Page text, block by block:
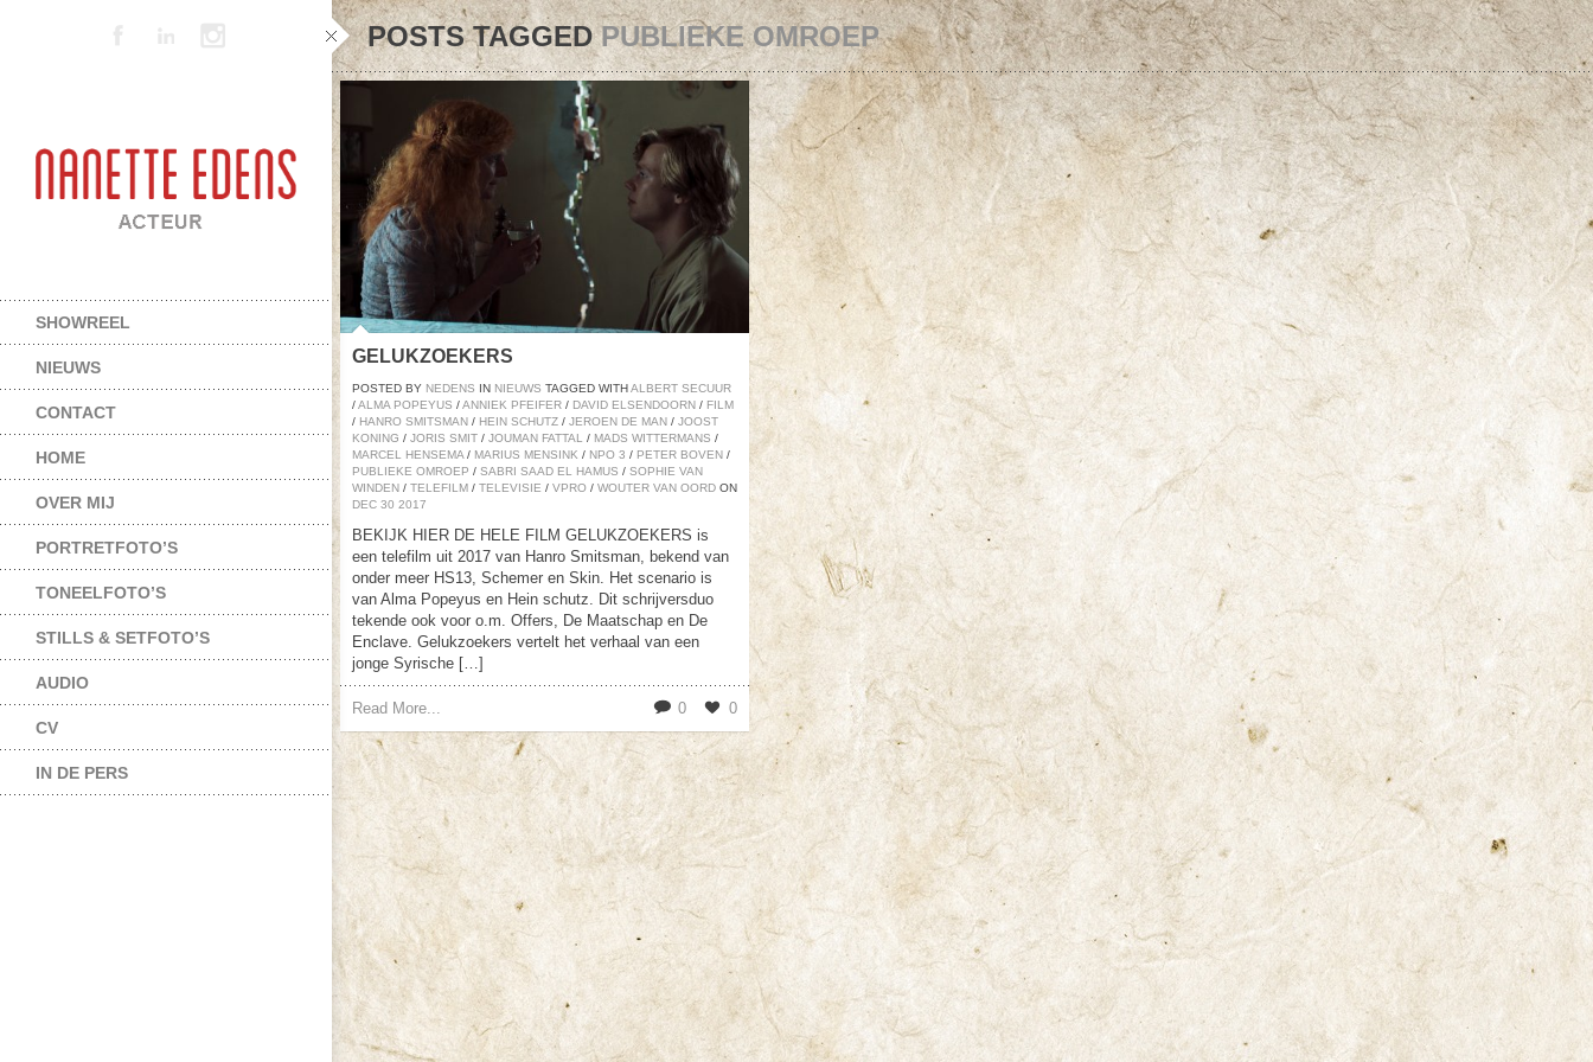
SHOWREEL
NIEUWS
CONTACT
HOME
OVER MIJ
PORTRETFOTO’S
TONEELFOTO’S
STILLS & SETFOTO’S
AUDIO
CV
IN DE PERS
POSTS TAGGEDPUBLIEKE OMROEP
GELUKZOEKERS
POSTED BY NEDENS IN NIEUWS TAGGED WITH ALBERT SECUUR
/ALMA POPEYUS /ANNIEK PFEIFER / DAVID ELSENDOORN / FILM
/ HANRO SMITSMAN / HEIN SCHUTZ / JEROEN DE MAN / JOOST
KONING / JORIS SMIT / JOUMAN FATTAL / MADS WITTERMANS /
MARCEL HENSEMA/ MARIUS MENSINK / NPO 3 / PETER BOVEN /
PUBLIEKE OMROEP / SABRI SAAD EL HAMUS / SOPHIE VAN
WINDEN / TELEFILM / TELEVISIE / VPRO / WOUTER VAN OORD ON
DEC 30 2017
BEKIJK HIER DE HELE FILM GELUKZOEKERS is
een telefilm uit 2017 van Hanro Smitsman, bekend van
onder meer HS13, Schemer en Skin. Het scenario is
van Alma Popeyus en Hein schutz. Dit schrijversduo
tekende ook voor o.m. Offers, De Maatschap en De
Enclave. Gelukzoekers vertelt het verhaal van een
jonge Syrische […]
Read More... 0 0